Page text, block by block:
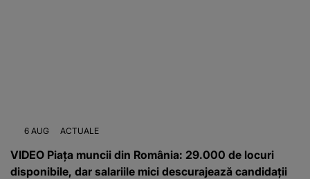
6 AUG ACTUALE
VIDEO Piața muncii din România: 29.000 de locuri
disponibile, dar salariile mici descurajează candidații